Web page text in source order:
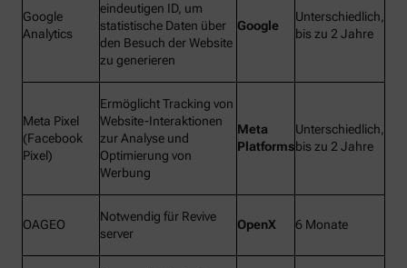
Google
Analytics
eindeutigen ID, um
statistische Daten über
den Besuch der Website
zu generieren
Google
Unterschiedlich,
bis zu 2 Jahre
Meta Pixel
(Facebook
Pixel)
Ermöglicht Tracking von
Website-Interaktionen
zur Analyse und
Optimierung von
Werbung
Meta
Platforms
Unterschiedlich,
bis zu 2 Jahre
OAGEO
Notwendig für Revive
server
OpenX 6 Monate